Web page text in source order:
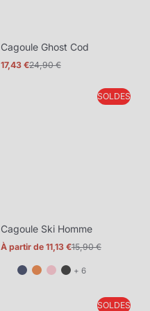
Cagoule Ghost Cod
Prix
17,43 €
Prix
24,90 €
SOLDES
Cagoule Ski Homme
Prix
À partir de 11,13 €
Prix
15,90 €
+ 6et
plusSOLDES